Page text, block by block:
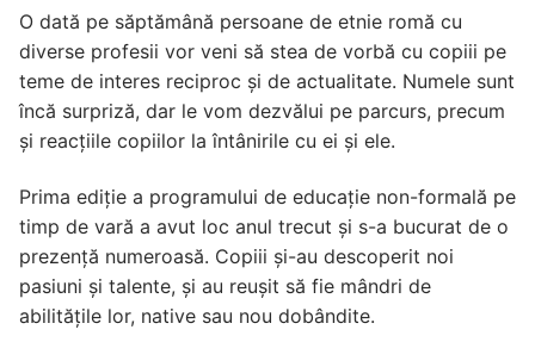
O dată pe săptămână persoane de etnie romă cu
diverse profesii vor veni să stea de vorbă cu copiii pe
teme de interes reciproc și de actualitate. Numele sunt
încă surpriză, dar le vom dezvălui pe parcurs, precum
și reacțiile copiilor la întânirile cu ei și ele.
Prima ediție a programului de educație non-formală pe
timp de vară a avut loc anul trecut și s-a bucurat de o
prezență numeroasă. Copiii și-au descoperit noi
pasiuni și talente, și au reușit să fie mândri de
abilitățile lor, native sau nou dobândite.